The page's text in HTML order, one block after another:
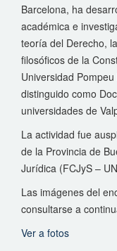
Barcelona, ha
académica e
teoría del Derecho,
filosóficos de la
Universidad
distinguido como
universidades de
La actividad fue
de la Provincia de
Jurídica (FCJyS –
Las imágenes del
consultarse a
Ver a fotos